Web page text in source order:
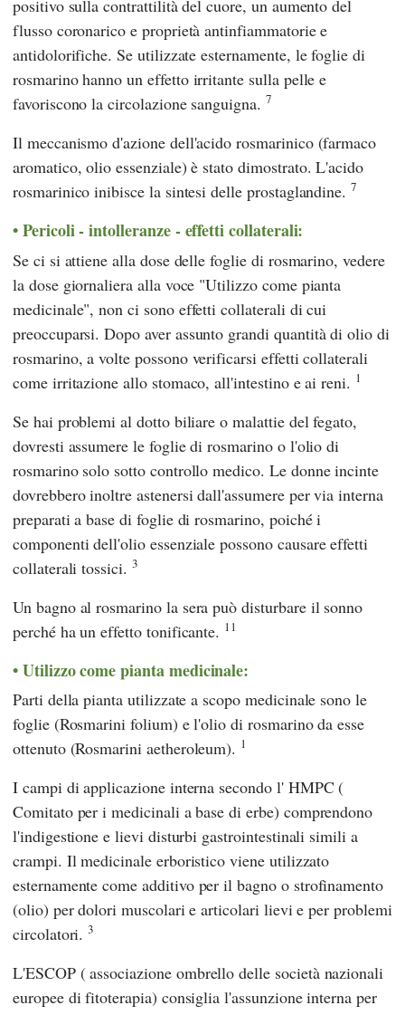
positivo sulla contrattilità del cuore, un aumento del
flusso coronarico e proprietà antinfiammatorie e
antidolorifiche. Se utilizzate esternamente, le foglie di
rosmarino hanno un effetto irritante sulla pelle e
favoriscono la circolazione sanguigna. 7
Il meccanismo d'azione dell'acido rosmarinico (farmaco
aromatico, olio essenziale) è stato dimostrato. L'acido
rosmarinico inibisce la sintesi delle prostaglandine.7
Pericoli - intolleranze - effetti collaterali:
Se ci si attiene alla dose delle foglie di rosmarino, vedere
la dose giornaliera alla voce "Utilizzo come pianta
medicinale", non ci sono effetti collaterali di cui
preoccuparsi. Dopo aver assunto grandi quantità di olio di
rosmarino, a volte possono verificarsi effetti collaterali
come irritazione allo stomaco, all'intestino e ai reni. 1
Se hai problemi al dotto biliare o malattie del fegato,
dovresti assumere le foglie di rosmarino o l'olio di
rosmarino solo sotto controllo medico. Le donne incinte
dovrebbero inoltre astenersi dall'assumere per via interna
preparati a base di foglie di rosmarino, poiché i
componenti dell'olio essenziale possono causare effetti
collaterali tossici. 3
Un bagno al rosmarino la sera può disturbare il sonno
perché ha un effetto tonificante. 11
Utilizzo come pianta medicinale:
Parti della pianta utilizzate a scopo medicinale sono le
foglie (Rosmarini folium) e l'olio di rosmarino da esse
ottenuto (Rosmarini aetheroleum). 1
I campi di applicazione interna secondo l' HMPC(
Comitato per i medicinali a base di erbe) comprendono
l'indigestione e lievi disturbi gastrointestinali simili a
crampi. Il medicinale erboristico viene utilizzato
esternamente come additivo per il bagno o strofinamento
(olio) per dolori muscolari e articolari lievi e per problemi
circolatori.3
L'ESCOP(associazione ombrello delle società nazionali
europee di fitoterapia) consiglia l'assunzione interna per